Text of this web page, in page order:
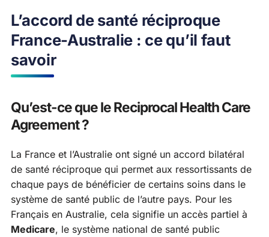
L’accord de santé réciproque
France-Australie : ce qu’il faut
savoir
Qu’est-ce que le Reciprocal Health Care
Agreement ?
La France et l’Australie ont signé un accord bilatéral
de santé réciproque qui permet aux ressortissants de
chaque pays de bénéficier de certains soins dans le
système de santé public de l’autre pays. Pour les
Français en Australie, cela signifie un accès partiel à
Medicare, le système national de santé public